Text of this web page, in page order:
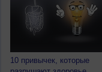
10 привычек, которые